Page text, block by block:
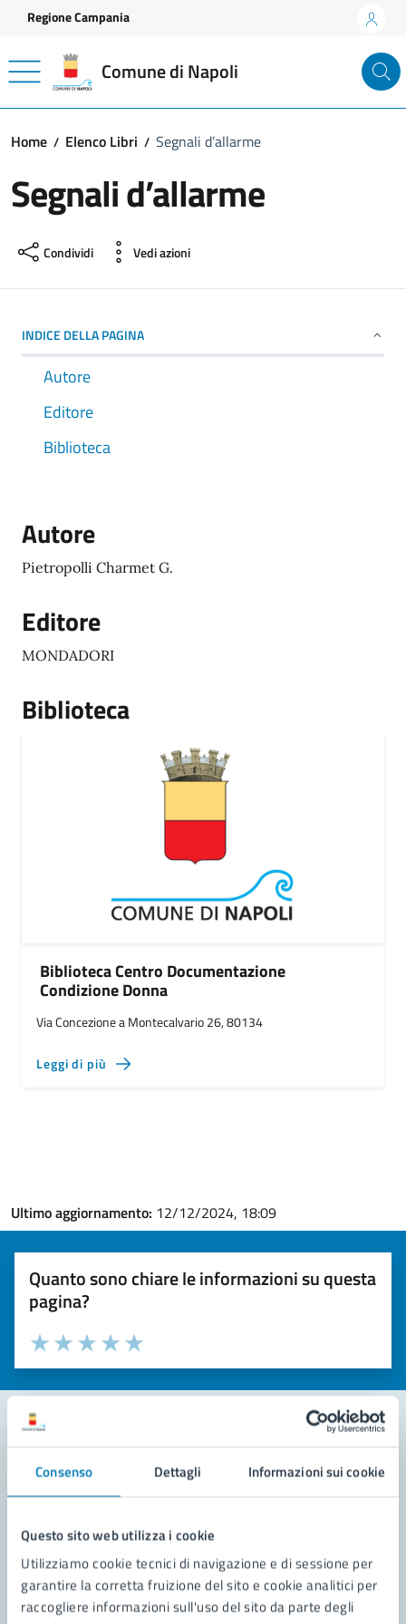
Consenso Dettagli Informazioni sui cookie
Questo sito web utilizza i cookie
Utilizziamo cookie tecnici di navigazione e di sessione per
garantire la corretta fruizione del sito e cookie analitici per
raccogliere informazioni sull'uso del sito da parte degli
Vai ai contenuti
Vai al footer
Regione Campania
Comune di Napoli
Home Elenco Libri Segnali d’allarme
Segnali d’allarme
Condividi Vedi azioni
INDICE DELLA PAGINA
Autore
Editore
Biblioteca
Autore
Pietropolli Charmet G.
Editore
MONDADORI
Biblioteca
Biblioteca Centro Documentazione
Condizione Donna
Via Concezione a Montecalvario 26, 80134
Leggi di più
Ultimo aggiornamento: 12/12/2024, 18:09
Quanto sono chiare le informazioni su questa
pagina?
Valuta la chiarezza delle informazioni (da 1 a 5 stelle)
Seleziona il numero di stelle per valutare la chiarezza delle
Valuta 5 stelle su 5
Valuta 4 stelle su 5
Valuta 3 stelle su 5
Valuta 2 stelle su 5
Valuta 1 stelle su 5
Contatta il comune
Leggi le domande frequenti
Richiedi assistenza
Prenota appuntamento